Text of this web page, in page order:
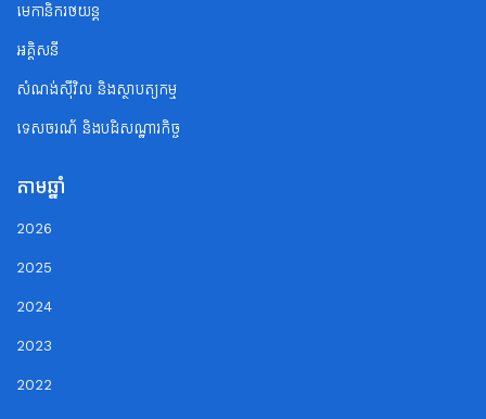
មេកានិករថយន្ត
អគ្គិសនី
សំណង់ស៊ីវិល និងស្ថាបត្យកម្ម
ទេសចរណ័ និងបដិសណ្ឋារកិច្ច
តាមឆ្នាំ
2026
2025
2024
2023
2022